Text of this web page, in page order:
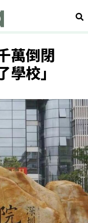
搜
萬倒閉
校」